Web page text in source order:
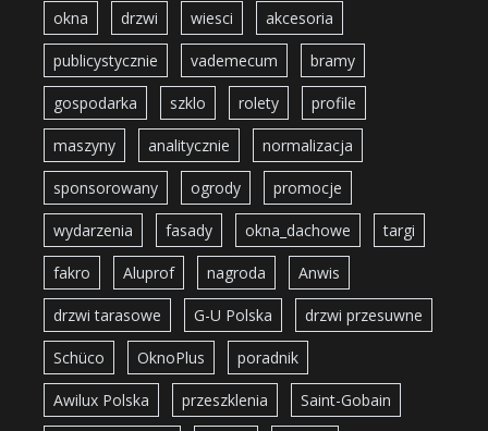
okna drzwi wiesci akcesoria
publicystycznie vademecum bramy
gospodarka szklo rolety profile
maszyny analitycznie normalizacja
sponsorowany ogrody promocje
wydarzenia fasady okna_dachowe targi
fakro Aluprof nagroda Anwis
drzwi tarasowe G-U Polska drzwi przesuwne
Schüco OknoPlus poradnik
Awilux Polska przeszklenia Saint-Gobain